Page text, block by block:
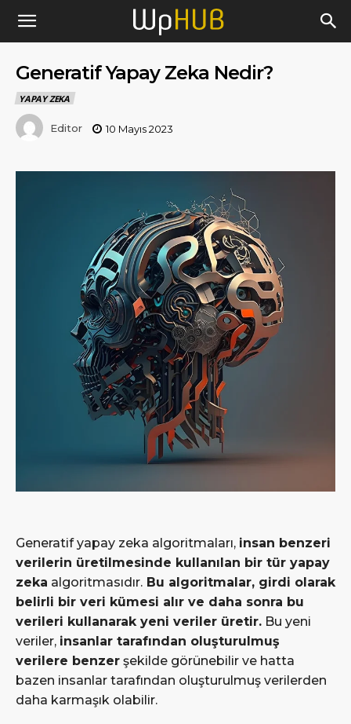
Generatif Yapay Zeka Nedir?
YAPAY ZEKA
Editor 10 Mayıs 2023
Generatif yapay zeka algoritmaları, insan benzeri
verilerin üretilmesinde kullanılan bir tür yapay
zeka algoritmasıdır. Bu algoritmalar, girdi olarak
belirli bir veri kümesi alır ve daha sonra bu
verileri kullanarak yeni veriler üretir. Bu yeni
veriler, insanlar tarafından oluşturulmuş
verilere benzer şekilde görünebilir ve hatta
bazen insanlar tarafından oluşturulmuş verilerden
daha karmaşık olabilir.